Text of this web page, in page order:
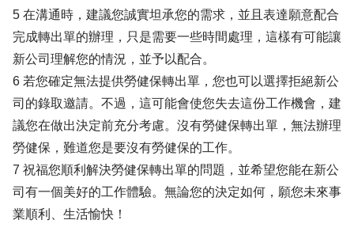
5 在溝通時，建議您誠實坦承您的需求，並且表達願意配合
完成轉出單的辦理，只是需要一些時間處理，這樣有可能讓
新公司理解您的情況，並予以配合。
6 若您確定無法提供勞健保轉出單，您也可以選擇拒絕新公
司的錄取邀請。不過，這可能會使您失去這份工作機會，建
議您在做出決定前充分考慮。沒有勞健保轉出單，無法辦理
勞健保，難道您是要沒有勞健保的工作。
7 祝福您順利解決勞健保轉出單的問題，並希望您能在新公
司有一個美好的工作體驗。無論您的決定如何，願您未來事
業順利、生活愉快！